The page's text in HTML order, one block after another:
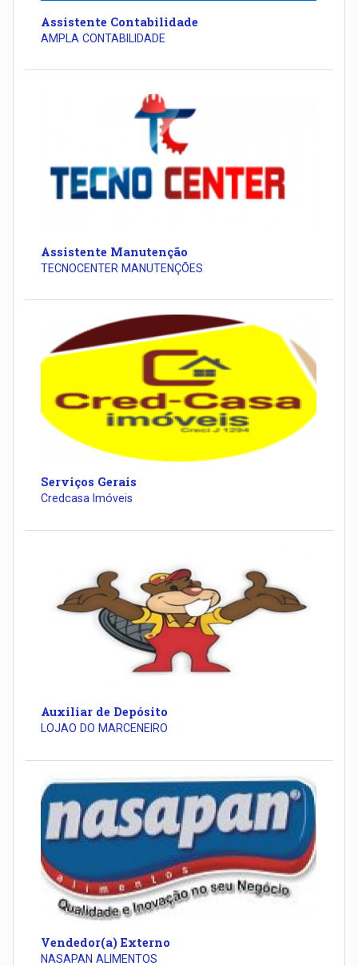
Assistente Contabilidade
AMPLA CONTABILIDADE
Assistente Manutenção
TECNOCENTER MANUTENÇÕES
Serviços Gerais
Credcasa Imóveis
Auxiliar de Depósito
LOJAO DO MARCENEIRO
Vendedor(a) Externo
NASAPAN ALIMENTOS